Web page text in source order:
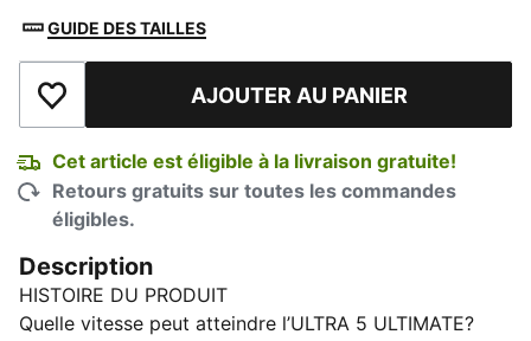
GUIDE DES TAILLES
Ajouter à la liste de souhaits
AJOUTER AU PANIER
Cet article est éligible à la livraison gratuite!
Retours gratuits sur toutes les commandes
éligibles.
Description
HISTOIRE DU PRODUIT
Quelle vitesse peut atteindre l’ULTRA 5 ULTIMATE?